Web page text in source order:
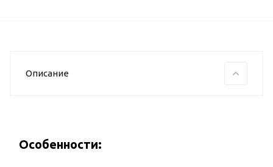
Описание
Особенности: